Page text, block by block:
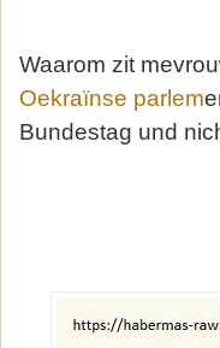
Waarom zit
Oekraïnse parlem
Bundestag und